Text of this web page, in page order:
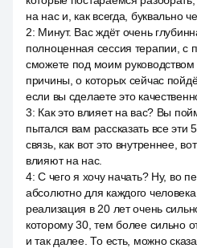
на нас и, как всегда, буквально
2: Минут. Вас ждёт очень
полноценная сессия терапии, с
сможете под моим руководством
причины, о которых сейчас
если вы сделаете это
3: Как это влияет на вас? Вы
пытался вам рассказать все эти
связь, как вот это внутреннее,
влияют на нас.
4:С чего я хочу начать? Ну, во
абсолютно для каждого человека
реализация в 20 лет очень
которому 30, тем более сильно
и так далее. То есть, можно